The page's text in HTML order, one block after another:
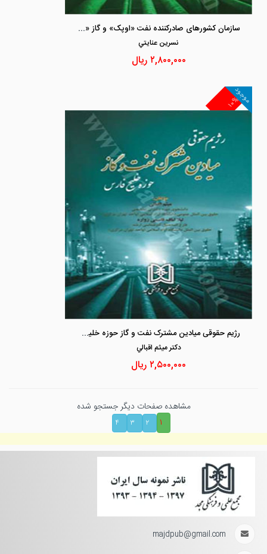
سازمان کشورهای صادرکننده نفت «اوپک» و گاز «اوجک»
نسرين عنايتي
۲,۸۰۰,۰۰۰ریال
۱۰%
موجود
رژیم حقوقی میادین مشترک نفت و گاز حوزه خلیج فارس
دكتر ميثم اقبالي
۲,۵۰۰,۰۰۰ریال
مشاهده صفحات دیگر جستجو شده
۱
۲ ۳ ۴
majdpub@gmail.com